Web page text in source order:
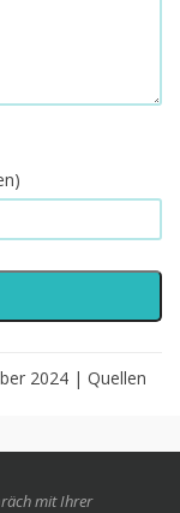
2024 | Quellen
mit Ihrer